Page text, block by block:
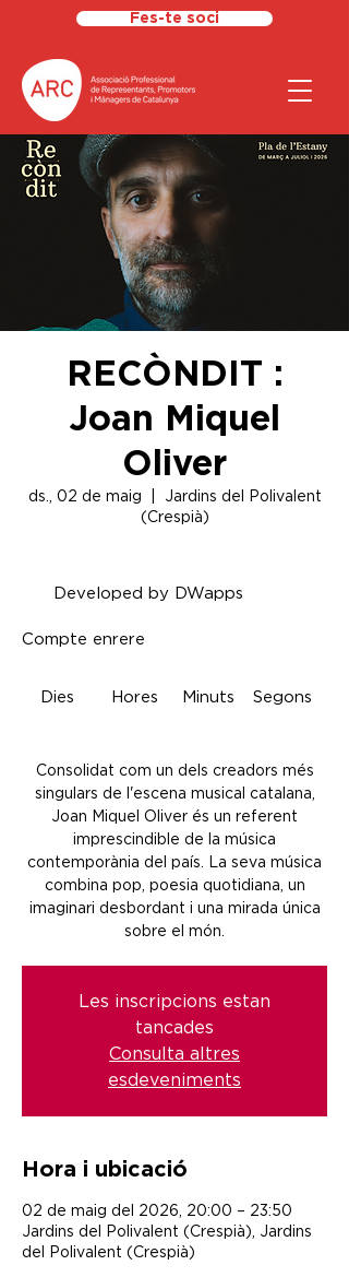
Fes-te soci
RECÒNDIT :
Joan Miquel
Oliver
ds., 02 de maig
Jardins del Polivalent
(Crespià)
Segons
Minuts
Hores
Dies
Compte enrere
Developed by DWapps
Consolidat com un dels creadors més
singulars de l'escena musical catalana,
Joan Miquel Oliver és un referent
imprescindible de la música
contemporània del país. La seva música
combina pop, poesia quotidiana, un
imaginari desbordant i una mirada única
sobre el món.
Les inscripcions estan
tancades
Consulta altres
esdeveniments
Hora i ubicació
02 de maig del 2026, 20:00 – 23:50
Jardins del Polivalent (Crespià), Jardins
del Polivalent (Crespià)